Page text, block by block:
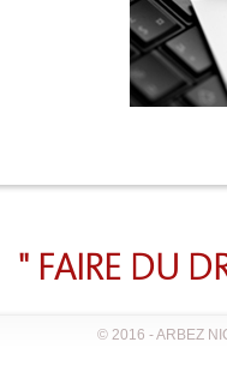
" FAIRE DU
© 2016 - ARBEZ